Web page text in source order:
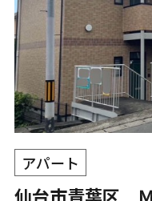
アパート
仙台市青葉区